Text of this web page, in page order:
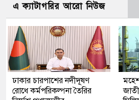
এ ক্যাটাগরির আরো নিউজ
ঢাকার চারপাশের নদীদূষণ
রোধে কর্মপরিকল্পনা তৈরির